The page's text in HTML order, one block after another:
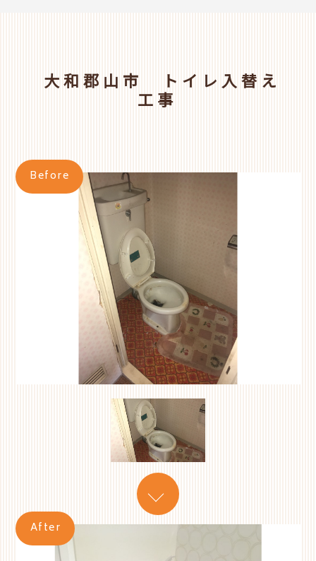
大和郡山市 トイレ入替え
工事
Before
After